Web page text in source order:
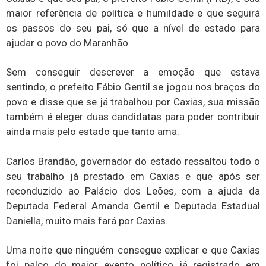
maior referência de política e humildade e que seguirá
os passos do seu pai, só que a nível de estado para
ajudar o povo do Maranhão.
Sem conseguir descrever a emoção que estava
sentindo, o prefeito Fábio Gentil se jogou nos braços do
povo e disse que se já trabalhou por Caxias, sua missão
também é eleger duas candidatas para poder contribuir
ainda mais pelo estado que tanto ama.
Carlos Brandão, governador do estado ressaltou todo o
seu trabalho já prestado em Caxias e que após ser
reconduzido ao Palácio dos Leões, com a ajuda da
Deputada Federal Amanda Gentil e Deputada Estadual
Daniella, muito mais fará por Caxias.
Uma noite que ninguém consegue explicar e que Caxias